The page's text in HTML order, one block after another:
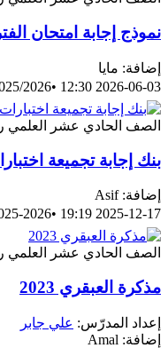
نموذج إجابة امتحان
إضافة: مايا
2026-06-03 12:30
•
2026
الصف الحادي عشر العلمي
بنك إجابة تجميعة
إضافة: Asif
2025-12-17 19:19
•
2026
الصف الحادي عشر العلمي
مذكرة العبقري 2023
إعداد المدرّس: علي جابر
إضافة: Amal